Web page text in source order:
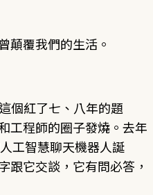
顛覆我們的生活。
個紅了七、八年的題
工程師的圈子發燒。去年
工智慧聊天機器人誕
跟它交談，它有問必答，